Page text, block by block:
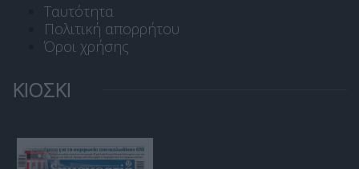
Ταυτότητα
Πολιτική απορρήτου
Όροι χρήσης
ΚΙΟΣΚΙ